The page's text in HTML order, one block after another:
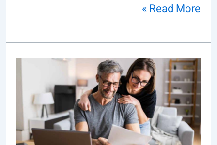
Read More »
איך
נמנעים
מטעויות
בניהול
כסף?